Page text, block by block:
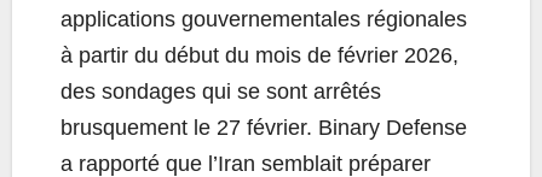
applications gouvernementales régionales
à partir du début du mois de février 2026,
des sondages qui se sont arrêtés
brusquement le 27 février. Binary Defense
a rapporté que l’Iran semblait préparer